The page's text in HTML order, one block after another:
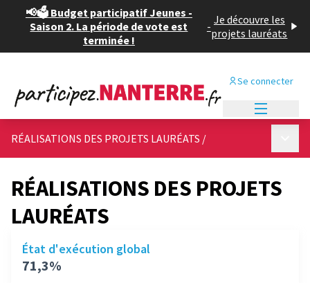
📢🗳️ Budget participatif Jeunes -
Saison 2. La période de vote est
terminée !
- Je découvre les
projets lauréats
Se connecter
RÉALISATIONS DES PROJETS LAURÉATS /
RÉALISATIONS DES PROJETS
LAURÉATS
État d'exécution global
71,3%